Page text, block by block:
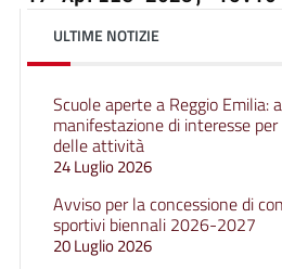
ULTIME NOTIZIE
Scuole aperte a Reggio Emilia:
manifestazione di interesse
delle attività
24 Luglio 2026
Avviso per la concessione di
sportivi biennali 2026-2027
20 Luglio 2026